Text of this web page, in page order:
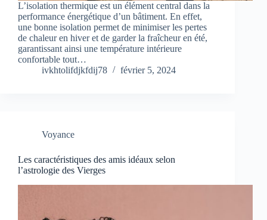
L’isolation thermique est un élément central dans la
performance énergétique d’un bâtiment. En effet,
une bonne isolation permet de minimiser les pertes
de chaleur en hiver et de garder la fraîcheur en été,
garantissant ainsi une température intérieure
confortable tout…
ivkhtolifdjkfdij78
février 5, 2024
Voyance
Les caractéristiques des amis idéaux selon
l’astrologie des Vierges